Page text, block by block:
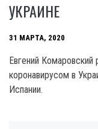
УКРАИНЕ
31 МАРТА, 2020
Евгений Комаровский
коронавирусом в
Испании.